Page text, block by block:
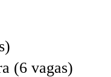
(6 vagas)